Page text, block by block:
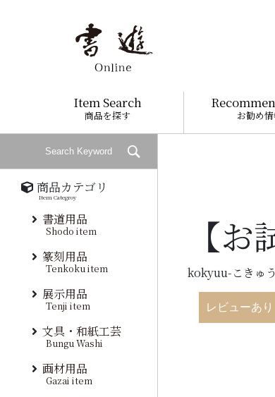
Item Search
商品を探す お勧め
【
kokyuu-こきゅう
レビューあり
商品カテゴリ
Item Categroy
書道用品
Shodo item
篆刻用品
Tenkoku item
展示用品
Tenji item
文具・和紙工芸
Bungu Washi
画材用品
Gazai item